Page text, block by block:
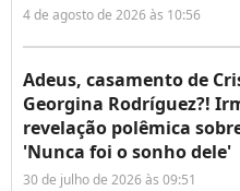
4 de agosto de 2026 às 10:56
Adeus, casamento de
Georgina Rodríguez?!
revelação polêmica
'Nunca foi o sonho dele'
30 de julho de 2026 às 09:51